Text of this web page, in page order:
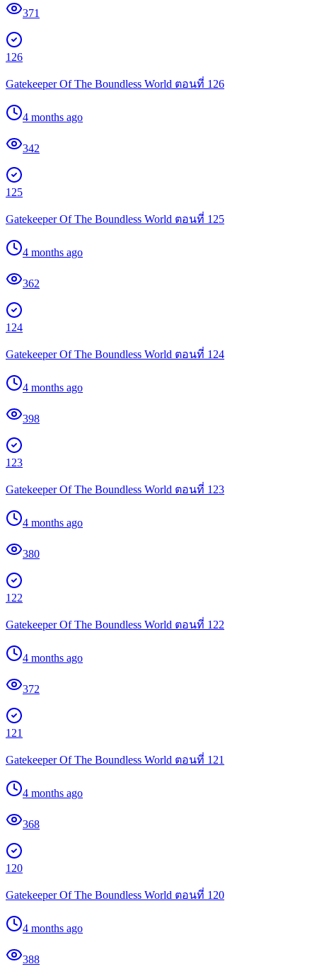
371
126
Gatekeeper Of The Boundless World ตอนที่ 126
4 months ago
342
125
Gatekeeper Of The Boundless World ตอนที่ 125
4 months ago
362
124
Gatekeeper Of The Boundless World ตอนที่ 124
4 months ago
398
123
Gatekeeper Of The Boundless World ตอนที่ 123
4 months ago
380
122
Gatekeeper Of The Boundless World ตอนที่ 122
4 months ago
372
121
Gatekeeper Of The Boundless World ตอนที่ 121
4 months ago
368
120
Gatekeeper Of The Boundless World ตอนที่ 120
4 months ago
388